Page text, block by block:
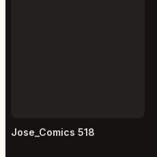
Jose_Comics 518